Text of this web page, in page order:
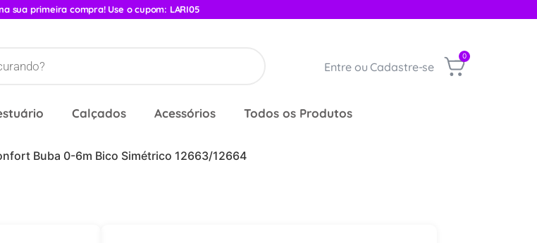
sua primeira compra! Use o cupom: LARI05
Entre ou Cadastre-se
0
Calçados Acessórios Todos os Produtos
Buba 0-6m Bico Simétrico 12663/12664